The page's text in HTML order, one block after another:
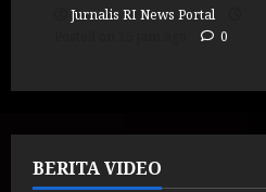
Jurnalis RI News Portal
0
BERITA VIDEO